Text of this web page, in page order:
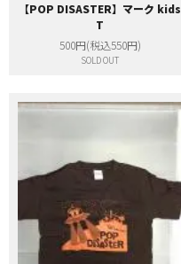
【POP DISASTER】マーク kids
T
500円(税込550円)
SOLD OUT